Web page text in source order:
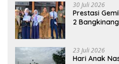
30 Juli 2026
Prestasi
2
23 Juli 2026
Hari Anak